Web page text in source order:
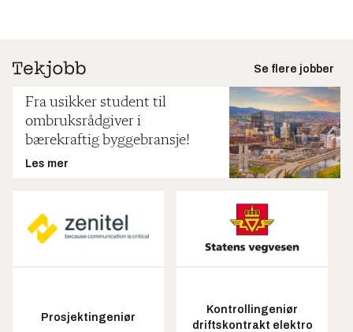
Se flere jobber
Fra usikker student til
ombruksrådgiver i
bærekraftig byggebransje!
Les mer
Prosjektingeniør
Kontrollingeniør
driftskontrakt elektro